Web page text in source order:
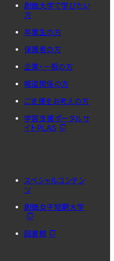
創価大学で学びたい
方
卒業生の方
保護者の方
企業・一般の方
報道関係の方
ご支援をお考えの方
学習支援ポータルサ
イトPLAS
スペシャルコンテン
ツ
創価女子短期大学
図書館